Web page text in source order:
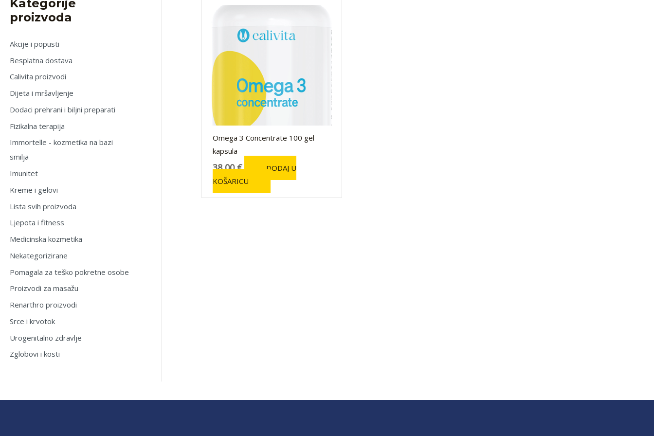
Kategorije
proizvoda
Akcije i popusti
Besplatna dostava
Calivita proizvodi
Dijeta i mršavljenje
Dodaci prehrani i biljni preparati
Fizikalna terapija
Immortelle - kozmetika na bazi
smilja
Imunitet
Kreme i gelovi
Lista svih proizvoda
Ljepota i fitness
Medicinska kozmetika
Nekategorizirane
Pomagala za teško pokretne osobe
Proizvodi za masažu
Renarthro proizvodi
Srce i krvotok
Urogenitalno zdravlje
Zglobovi i kosti
Omega 3 Concentrate 100 gel
kapsula
38,00€
DODAJ U
KOŠARICU